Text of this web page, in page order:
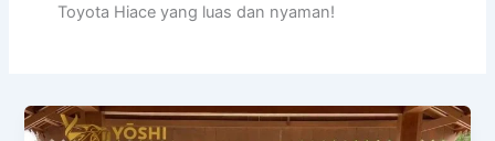
Toyota Hiace yang luas dan nyaman!